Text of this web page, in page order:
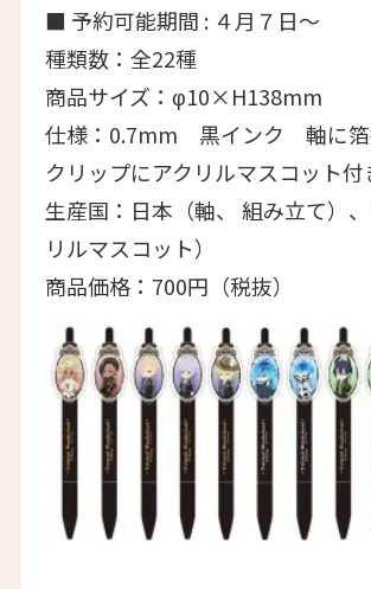
■ 予約可能期間 : ４月７日～
種類数：全22種
商品サイズ：φ10×H138mm
仕様：0.7mm 黒インク 軸に箔
クリップにアクリルマスコット付
生産国：日本（軸、 組み立て）
リルマスコット）
商品価格：700円（税抜）